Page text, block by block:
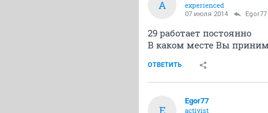
A
experienced
07 июля 2014 Egor77
29 работает постоянно
В каком месте Вы
ОТВЕТИТЬ
E
Egor77
activist